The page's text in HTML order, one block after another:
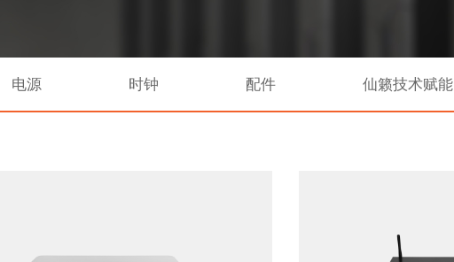
电源 时钟 配件 仙籁技术赋能